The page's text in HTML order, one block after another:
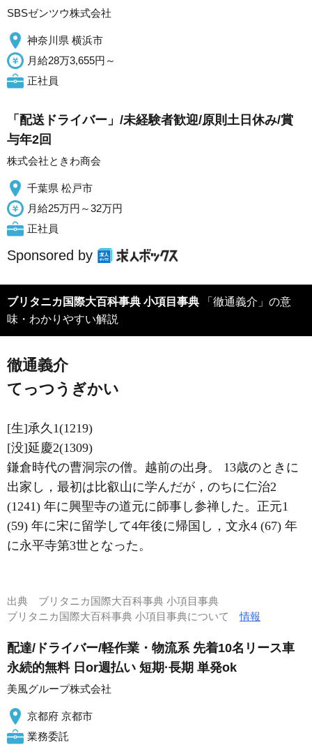
SBSゼンツウ株式会社
神奈川県 横浜市
月給28万3,655円～
正社員
「配送ドライバー」/未経験者歓迎/原則土日休み/賞
与年2回
株式会社ときわ商会
千葉県 松戸市
月給25万円～32万円
正社員
Sponsored by
ブリタニカ国際大百科事典 小項目事典 「徹通義介」の意
味・わかりやすい解説
徹通義介
てっつうぎかい
[生]承久1(1219)
[没]延慶2(1309)
鎌倉時代の曹洞宗の僧。越前の出身。 13歳のときに
出家し，最初は比叡山に学んだが，のちに仁治2
(1241) 年に興聖寺の道元に師事し参禅した。正元1
(59) 年に宋に留学して4年後に帰国し，文永4 (67) 年
に永平寺第3世となった。
出典 ブリタニカ国際大百科事典 小項目事典
ブリタニカ国際大百科事典 小項目事典について情報
配達/ドライバー/軽作業・物流系 先着10名リース車
永続的無料 日or週払い 短期·長期 単発ok
美風グループ株式会社
京都府 京都市
業務委託